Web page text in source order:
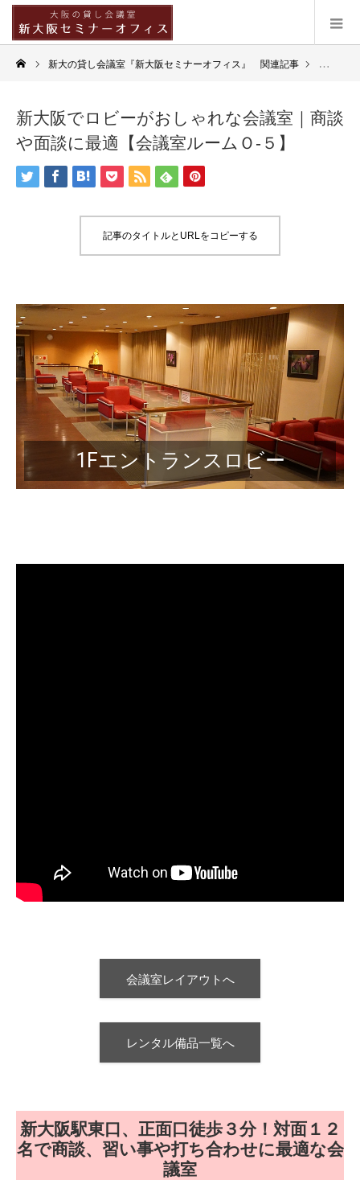
新大の貸し会議室『新大阪セミナーオフィス』 関連記事 会議室紹
新大阪でロビーがおしゃれな会議室｜商談
や面談に最適【会議室ルームＯ-５】
記事のタイトルとURLをコピーする
1Fエントランスロビー
会議室レイアウトへ
レンタル備品一覧へ
新大阪駅東口、正面口徒歩３分！対面１２
名で商談、習い事や打ち合わせに最適な会
議室